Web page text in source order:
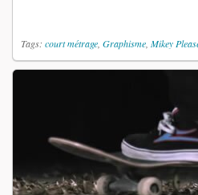
Tags: court métrage Graphisme Mikey